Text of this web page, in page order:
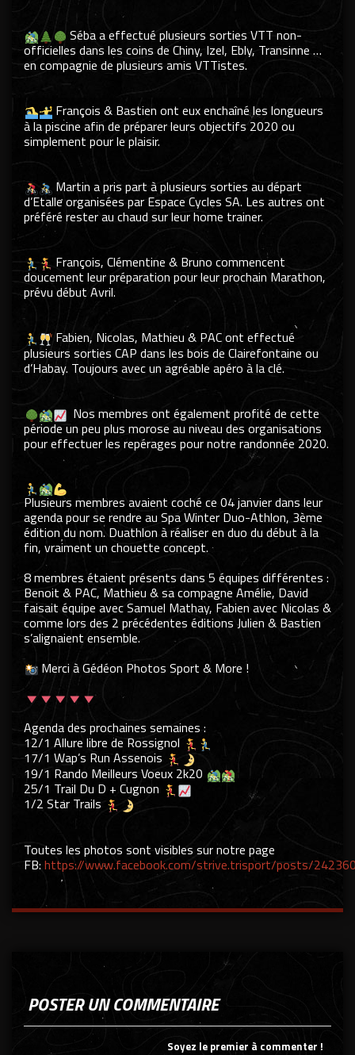
Séba a effectué plusieurs sorties VTT non-
officielles dans les coins de Chiny, Izel, Ebly, Transinne …
en compagnie de plusieurs amis VTTistes.
François & Bastien ont eux enchaîné les longueurs
à la piscine afin de préparer leurs objectifs 2020 ou
simplement pour le plaisir.
Martin a pris part à plusieurs sorties au départ
d’Etalle organisées par Espace Cycles SA. Les autres ont
préféré rester au chaud sur leur home trainer.
François, Clémentine & Bruno commencent
doucement leur préparation pour leur prochain Marathon,
prévu début Avril.
.
Fabien, Nicolas, Mathieu & PAC ont effectué
plusieurs sorties CAP dans les bois de Clairefontaine ou
d’Habay. Toujours avec un agréable apéro à la clé.
Nos membres ont également profité de cette
période un peu plus morose au niveau des organisations
pour effectuer les repérages pour notre randonnée 2020.
Plusieurs membres avaient coché ce 04 janvier dans leur
agenda pour se rendre au Spa Winter Duo-Athlon, 3ème
édition du nom. Duathlon à réaliser en duo du début à la
fin, vraiment un chouette concept.
8 membres étaient présents dans 5 équipes différentes :
Benoit & PAC, Mathieu & sa compagne Amélie, David
faisait équipe avecSamuel Mathay, Fabien avec Nicolas &
comme lors des 2 précédentes éditions Julien & Bastien
s’alignaient ensemble.
Merci àGédéon Photos Sport & More !
Agenda des prochaines semaines :
12/1 Allure libre de Rossignol
17/1 Wap’s Run Assenois
19/1 Rando Meilleurs Voeux 2k20
25/1 Trail Du D + Cugnon
1/2 Star Trails
Toutes les photos sont visibles sur notre page
FB: https://www.facebook.com/strive.trisport/posts/
POSTER UN COMMENTAIRE
Soyez le premier à commenter !